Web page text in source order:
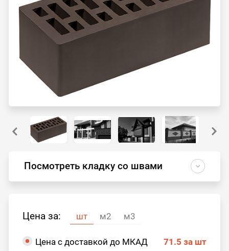
Посмотреть кладку со швами
Цена за: шт м2 м3
Цена с доставкой до МКАД 71.5 за шт